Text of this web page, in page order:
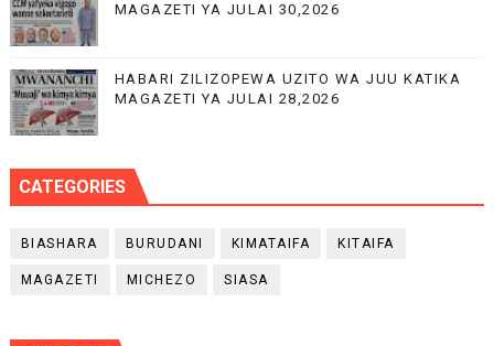
MAGAZETI YA JULAI 30,2026
HABARI ZILIZOPEWA UZITO WA JUU KATIKA
MAGAZETI YA JULAI 28,2026
CATEGORIES
BIASHARA BURUDANI KIMATAIFA KITAIFA
MAGAZETI MICHEZO SIASA